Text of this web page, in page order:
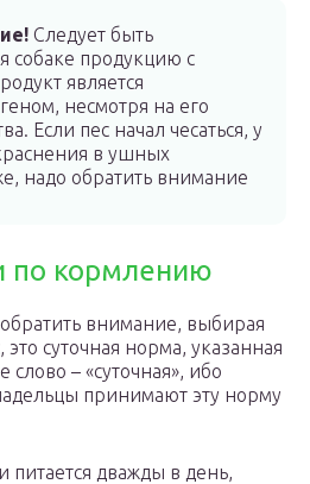
Следует быть
собаке продукцию с
является
несмотря на его
Если пес начал чесаться, у
в ушных
надо обратить внимание
по кормлению
внимание, выбирая
это суточная норма, указанная
– «суточная», ибо
принимают эту норму
питается дважды в день,